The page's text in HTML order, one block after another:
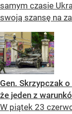
samym czasie
swoją szansę na
Gen. Skrzypczak
że jeden z
W piątek 23